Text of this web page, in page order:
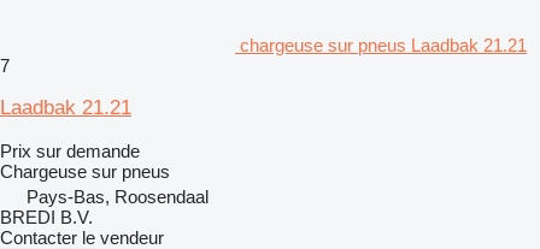
chargeuse sur pneus Laadbak 21.21
7
Laadbak 21.21
Prix sur demande
Chargeuse sur pneus
Pays-Bas, Roosendaal
BREDI B.V.
Contacter le vendeur